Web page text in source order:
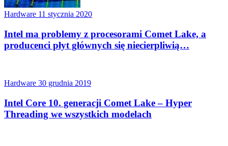
Hardware 11 stycznia 2020
Intel ma problemy z procesorami Comet Lake, a
producenci płyt głównych się niecierpliwią…
Hardware 30 grudnia 2019
Intel Core 10. generacji Comet Lake – Hyper
Threading we wszystkich modelach